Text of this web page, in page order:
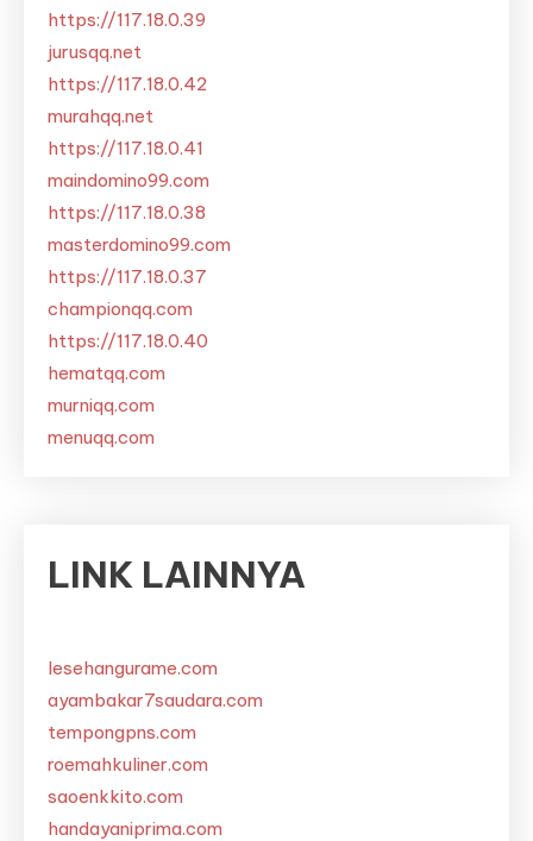
https://117.18.0.39
jurusqq.net
https://117.18.0.42
murahqq.net
https://117.18.0.41
maindomino99.com
https://117.18.0.38
masterdomino99.com
https://117.18.0.37
championqq.com
https://117.18.0.40
hematqq.com
murniqq.com
menuqq.com
LINK LAINNYA
lesehangurame.com
ayambakar7saudara.com
tempongpns.com
roemahkuliner.com
saoenkkito.com
handayaniprima.com